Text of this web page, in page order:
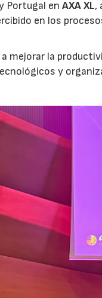
Portugal enAXA XL,
en los
la
y